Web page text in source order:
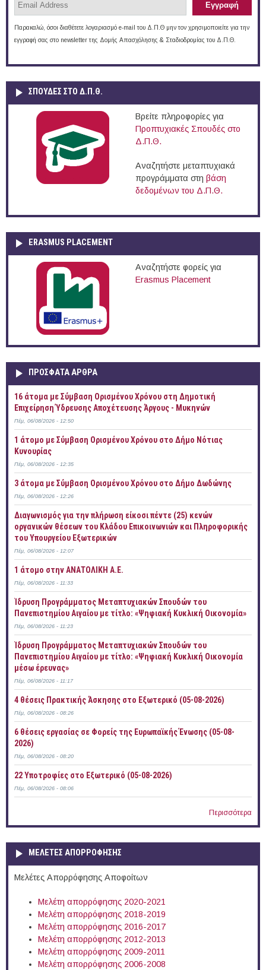
Παρακαλώ, όσοι διαθέτετε λογαριασμό e-mail του Δ.Π.Θ μην τον χρησιμοποιείτε για την
εγγραφή σας στο newsletter της Δομής Απασχόλησης & Σταδιοδρομίας του Δ.Π.Θ.
ΣΠΟΥΔΈΣ ΣΤΟ Δ.Π.Θ.
Βρείτε πληροφορίες για
Προπτυχιακές Σπουδές στο
Δ.Π.Θ.
Αναζητήστε μεταπτυχιακά
προγράμματα στη βάση
δεδομένων του Δ.Π.Θ.
ERASMUS PLACEMENT
Αναζητήστε φορείς για
Erasmus Placement
ΠΡOΣΦΑΤΑ AΡΘΡΑ
16 άτομα με Σύμβαση Ορισμένου Χρόνου στη Δημοτική
Επιχείρηση Ύδρευσης Αποχέτευσης Άργους - Μυκηνών
Πέμ, 06/08/2026 - 12:50
1 άτομο με Σύμβαση Ορισμένου Χρόνου στο Δήμο Νότιας
Κυνουρίας
Πέμ, 06/08/2026 - 12:35
3 άτομα με Σύμβαση Ορισμένου Χρόνου στο Δήμο Δωδώνης
Πέμ, 06/08/2026 - 12:26
Διαγωνισμός για την πλήρωση είκοσι πέντε (25) κενών
οργανικών θέσεων του Κλάδου Επικοινωνιών και Πληροφορικής
του Υπουργείου Εξωτερικών
Πέμ, 06/08/2026 - 12:07
1 άτομο στην ΑΝΑΤΟΛΙΚΗ Α.Ε.
Πέμ, 06/08/2026 - 11:33
Ίδρυση Προγράμματος Μεταπτυχιακών Σπουδών του
Πανεπιστημίου Αιγαίου με τίτλο: «Ψηφιακή Κυκλική Οικονομία»
Πέμ, 06/08/2026 - 11:23
Ίδρυση Προγράμματος Μεταπτυχιακών Σπουδών του
Πανεπιστημίου Αιγαίου με τίτλο: «Ψηφιακή Κυκλική Οικονομία
μέσω έρευνας»
Πέμ, 06/08/2026 - 11:17
4 θέσεις Πρακτικής Άσκησης στο Εξωτερικό (05-08-2026)
Πέμ, 06/08/2026 - 08:26
6 θέσεις εργασίας σε Φορείς της Ευρωπαϊκής Ένωσης (05-08-
2026)
Πέμ, 06/08/2026 - 08:20
22 Υποτροφίες στο Εξωτερικό (05-08-2026)
Πέμ, 06/08/2026 - 08:06
Περισσότερα
ΜΕΛΕΤΕΣ ΑΠΟΡΡΟΦΗΣΗΣ
Μελέτες Απορρόφησης Αποφοίτων
Μελέτη απορρόφησης 2020-2021
Μελέτη απορρόφησης 2018-2019
Μελέτη απορρόφησης 2016-2017
Μελέτη απορρόφησης 2012-2013
Μελέτη απορρόφησης 2009-2011
Μελέτη απορρόφησης 2006-2008